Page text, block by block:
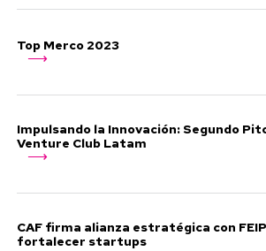
Top Merco 2023
Impulsando la Innovación: Segundo
Venture Club Latam
CAF firma alianza estratégica con
fortalecer startups